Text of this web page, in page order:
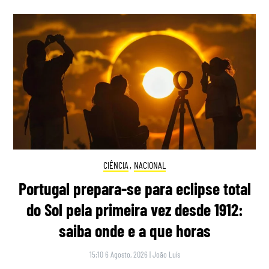
CIÊNCIA , NACIONAL
Portugal prepara-se para eclipse total
do Sol pela primeira vez desde 1912:
saiba onde e a que horas
15:10 6 Agosto, 2026 |João Luís